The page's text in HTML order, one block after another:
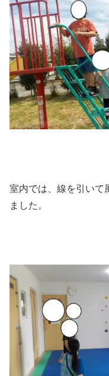
室内では、線を引いて
ました。